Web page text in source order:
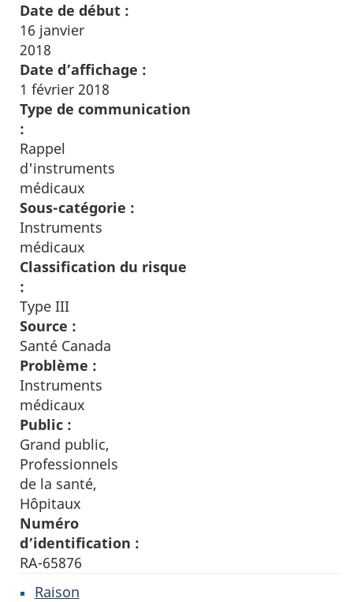
Date de début :
16 janvier
2018
Date d’affichage :
1 février 2018
Type de communication
:
Rappel
d'instruments
médicaux
Sous-catégorie :
Instruments
médicaux
Classification du risque
:
Type III
Source :
Santé Canada
Problème :
Instruments
médicaux
Public :
Grand public,
Professionnels
de la santé,
Hôpitaux
Numéro
d’identification :
RA-65876
Raison